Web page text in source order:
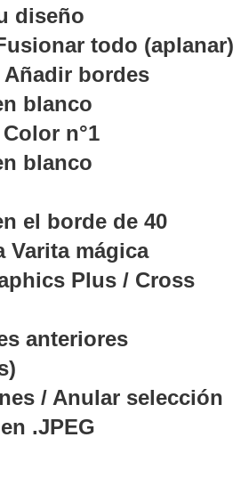
diseño
todo (aplanar)
Añadir bordes
blanco
n°1
blanco
el borde de 40
Varita mágica
Plus / Cross
anteriores
/ Anular selección
.JPEG